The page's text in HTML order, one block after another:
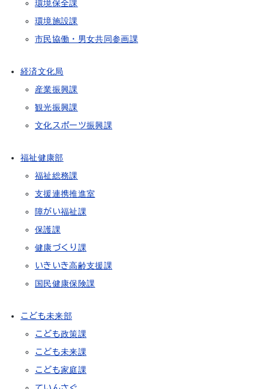
環境保全課
環境施設課
市民協働・男女共同参画課
経済文化局
産業振興課
観光振興課
文化スポーツ振興課
福祉健康部
福祉総務課
支援連携推進室
障がい福祉課
保護課
健康づくり課
いきいき高齢支援課
国民健康保険課
こども未来部
こども政策課
こども未来課
こども家庭課